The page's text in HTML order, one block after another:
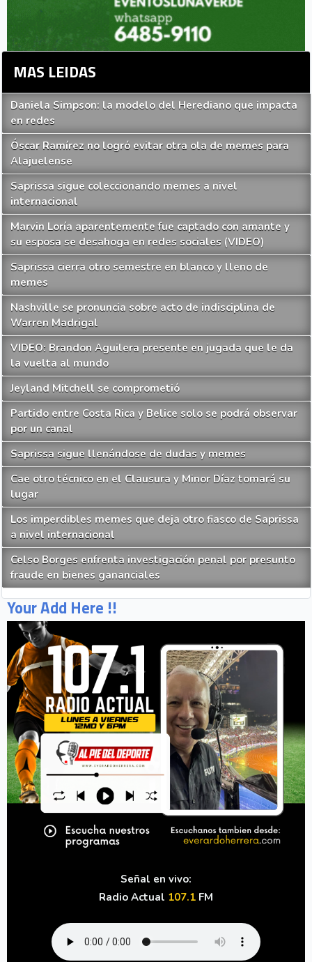
MAS LEIDAS
Daniela Simpson: la modelo del Herediano que impacta
en redes
Óscar Ramírez no logró evitar otra ola de memes para
Alajuelense
Saprissa sigue coleccionando memes a nivel
internacional
Marvin Loría aparentemente fue captado con amante y
su esposa se desahoga en redes sociales (VIDEO)
Saprissa cierra otro semestre en blanco y lleno de
memes
Nashville se pronuncia sobre acto de indisciplina de
Warren Madrigal
VIDEO: Brandon Aguilera presente en jugada que le da
la vuelta al mundo
Jeyland Mitchell se comprometió
Partido entre Costa Rica y Belice solo se podrá observar
por un canal
Saprissa sigue llenándose de dudas y memes
Cae otro técnico en el Clausura y Minor Díaz tomará su
lugar
Los imperdibles memes que deja otro fiasco de Saprissa
a nivel internacional
Celso Borges enfrenta investigación penal por presunto
fraude en bienes gananciales
Your Add Here !!
Señal en vivo:
Radio Actual 107.1 FM